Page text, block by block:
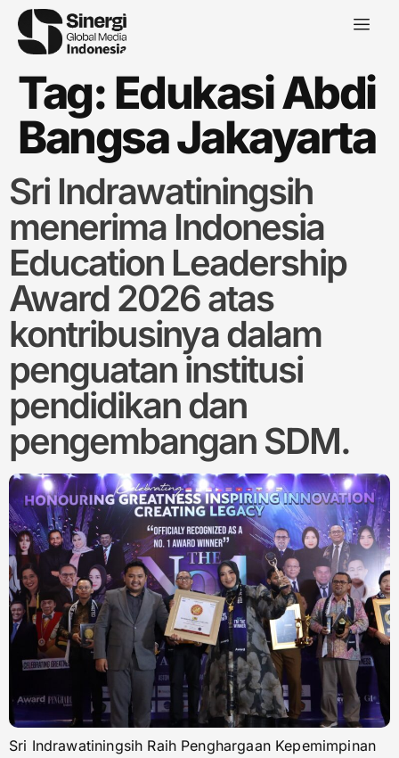
Tag: Edukasi Abdi
Bangsa Jakayarta
Sri Indrawatiningsih
menerima Indonesia
Education Leadership
Award 2026 atas
kontribusinya dalam
penguatan institusi
pendidikan dan
pengembangan SDM.
Sri Indrawatiningsih Raih Penghargaan Kepemimpinan